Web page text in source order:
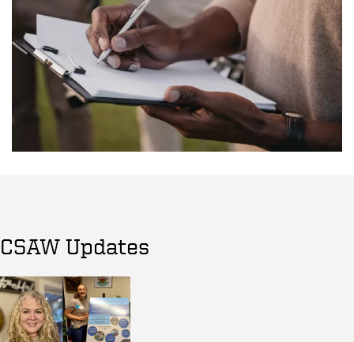
CSAW Updates